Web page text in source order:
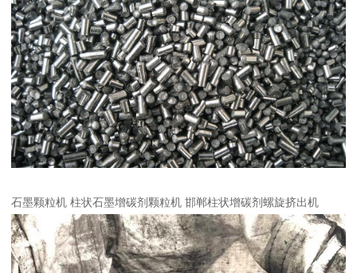
石墨颗粒机 柱状石墨增碳剂颗粒机 邯郸柱状增碳剂螺旋挤出机